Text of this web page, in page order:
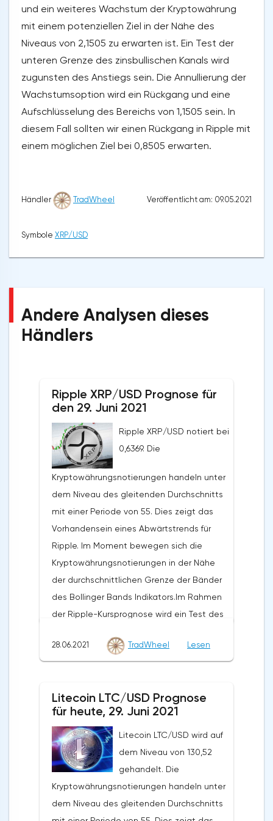
und ein weiteres Wachstum der Kryptowährung
mit einem potenziellen Ziel in der Nähe des
Niveaus von 2,1505 zu erwarten ist. Ein Test der
unteren Grenze des zinsbullischen Kanals wird
zugunsten des Anstiegs sein. Die Annullierung der
Wachstumsoption wird ein Rückgang und eine
Aufschlüsselung des Bereichs von 1,1505 sein. In
diesem Fall sollten wir einen Rückgang in Ripple mit
einem möglichen Ziel bei 0,8505 erwarten.
Händler TradWheel Veröffentlicht am: 09.05.2021
Symbole XRP/USD
Andere Analysen dieses
Händlers
Ripple XRP/USD Prognose für
den 29. Juni 2021
Ripple XRP/USD notiert bei
0,6369. Die
Kryptowährungsnotierungen handeln unter
dem Niveau des gleitenden Durchschnitts
mit einer Periode von 55. Dies zeigt das
Vorhandensein eines Abwärtstrends für
Ripple. Im Moment bewegen sich die
Kryptowährungsnotierungen in der Nähe
der durchschnittlichen Grenze der Bänder
des Bollinger Bands Indikators.Im Rahmen
der Ripple-Kursprognose wird ein Test des
sollten wir einen Versuch erwarten, den
Rückgang von XRP/USD fortzusetzen und
Das Ziel einer solchen Bewegung ist der
Bereich in der Nähe des Niveaus von
0,4890. Der konservative Bereich für Ripple-
Verkäufe befindet sich in der Nähe der
oberen Grenze der Bänder des Bollinger
Bands Indikators auf dem Niveau von
0,6790. Ripple XRP/USD Prognose für den
28.06.2021 TradWheel Lesen
Litecoin LTC/USD Prognose
für heute, 29. Juni 2021
Litecoin LTC/USD wird auf
dem Niveau von 130,52
gehandelt. Die
Kryptowährungsnotierungen handeln unter
dem Niveau des gleitenden Durchschnitts